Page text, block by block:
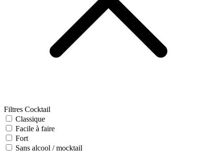
Filtres Cocktail
Classique
Facile à faire
Fort
Sans alcool / mocktail